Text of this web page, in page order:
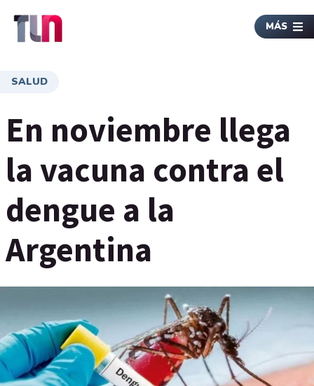
MÁS
SALUD
En noviembre llega
la vacuna contra el
dengue a la
Argentina